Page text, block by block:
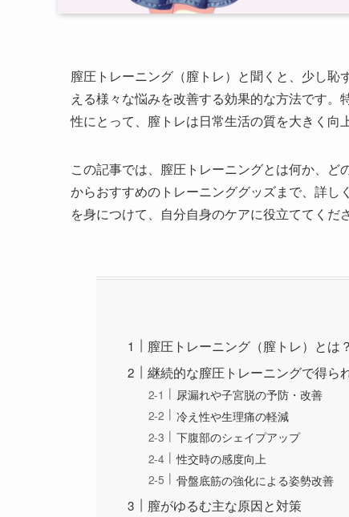
膣圧トレーニング（膣トレ）と聞くと、少し
える様々な悩みを改善する効果的な方法です
性にとって、膣トレは日常生活の質を大きく向
この記事では、膣圧トレーニングとは何か、
からおすすめのトレーニンググッズまで、詳
を身につけて、自分自身のケアに役立ててくだ
膣圧トレーニング（膣トレ）とは
継続的な膣圧トレーニングで得ら
尿漏れや子宮脱の予防・改善
冷え性や生理痛の軽減
下腹部のシェイプアップ
性交時の感度向上
骨盤底筋の強化による姿勢改善
膣がゆるむ主な原因と対策